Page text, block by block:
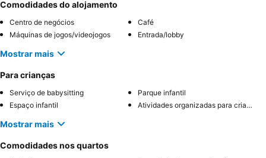
Comodidades do alojamento
Centro de negócios
Café
Máquinas de jogos/videojogos
Entrada/lobby
Mostrar mais
Para crianças
Serviço de babysitting
Parque infantil
Espaço infantil
Atividades organizadas para crianças
Mostrar mais
Comodidades nos quartos